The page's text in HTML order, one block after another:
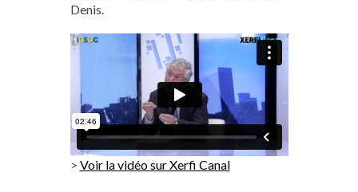
Denis.
> Voir la vidéo sur Xerfi Canal